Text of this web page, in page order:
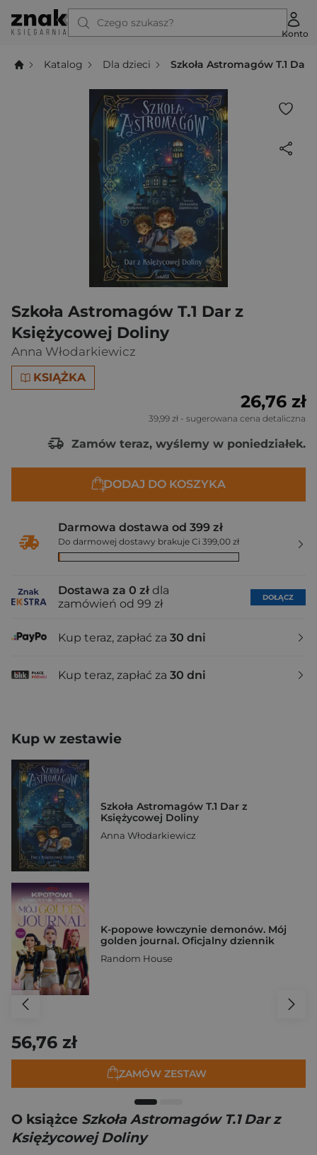
Czego szukasz?
Konto
Katalog Dla dzieci Szkoła Astromagów T.1 Dar
Szkoła Astromagów T.1 Dar z
Księżycowej Doliny
Anna Włodarkiewicz
KSIĄŻKA
26,76 zł
39,99 zł - sugerowana cena detaliczna
Zamów teraz, wyślemy w poniedziałek.
DODAJ DO KOSZYKA
Darmowa dostawa od 399 zł
Do darmowej dostawy brakuje Ci 399,00 zł
Dostawa za 0 zł dla
zamówień od 99 zł
DOŁĄCZ
Kup teraz, zapłać za 30 dni
Kup teraz, zapłać za 30 dni
Kup w zestawie
Szkoła Astromagów T.1 Dar z
Księżycowej Doliny
Anna Włodarkiewicz
K-popowe łowczynie demonów. Mój
golden journal. Oficjalny dziennik
Random House
56,76 zł
ZAMÓW ZESTAW
O książce Szkoła Astromagów T.1 Dar z
Księżycowej Doliny